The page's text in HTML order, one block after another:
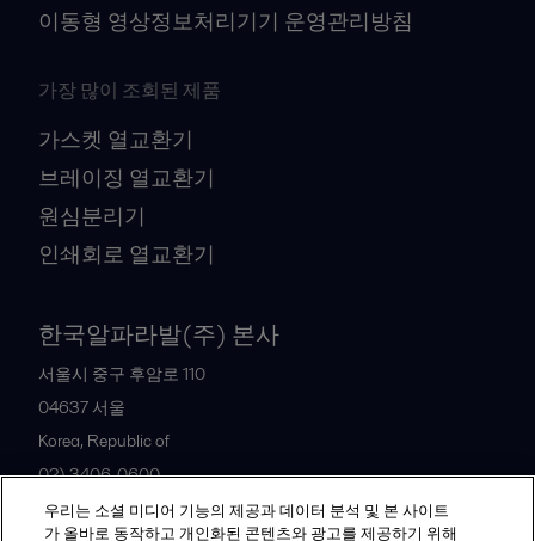
이동형 영상정보처리기기 운영관리방침
가장 많이 조회된 제품
가스켓 열교환기
브레이징 열교환기
원심분리기
인쇄회로 열교환기
한국알파라발(주) 본사
서울시 중구 후암로 110
04637 서울
Korea, Republic of
02) 3406-0600
우리는 소셜 미디어 기능의 제공과 데이터 분석 및 본 사이트
가 올바로 동작하고 개인화된 콘텐츠와 광고를 제공하기 위해